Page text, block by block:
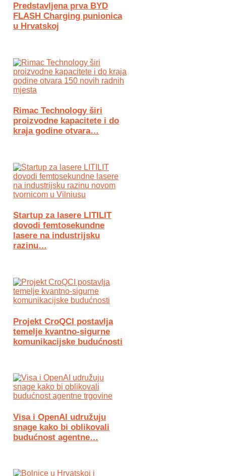
Predstavljena prva BYD
FLASH Charging punionica
u Hrvatskoj
Rimac Technology širi
proizvodne kapacitete i do
kraja godine otvara…
Startup za lasere LITILIT
dovodi femtosekundne
lasere na industrijsku
razinu…
Projekt CroQCI postavlja
temelje kvantno-sigurne
komunikacijske budućnosti
Visa i OpenAI udružuju
snage kako bi oblikovali
budućnost agentne…